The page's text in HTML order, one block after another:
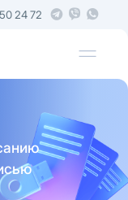
24 72